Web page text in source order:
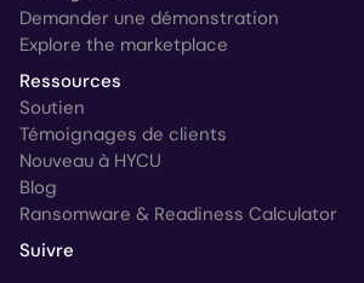
Demander une démonstration
Explore the marketplace
Ressources
Soutien
Témoignages de clients
Nouveau à HYCU
Blog
Ransomware & Readiness Calculator
Suivre